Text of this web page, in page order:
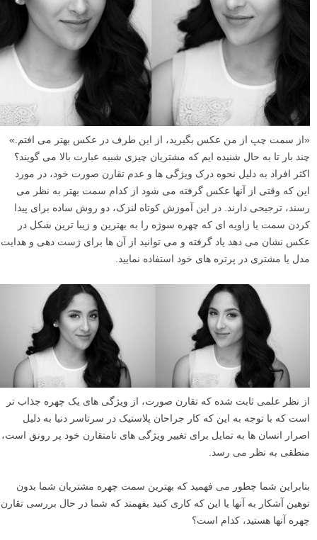
«از سمت چپ از من عکس بگیرید، از این طرف در عکس بهتر می افتم.»
چند بار تا به حال شنیده ایم که مشتریان چیزی شبیه عبارت بالا می گویند؟
اکثر افراد به دلیل نحوه درک ویژگی ها و عدم تقارن صورت خود، در مورد
این که وقتی از آنها عکس گرفته می شود از کدام سمت بهتر به نظر می
رسند، ترجیحی دارند. در این آموزش کوتاه لنزک، دو روش ساده برای پیدا
کردن سمت یا زاویه ای که چهره سوژه را به بهترین و زیبا ترین شکل در
عکس نشان می دهد یاد گرفته و می توانید از آن ها برای ژست دهی و هدایت
مدل یا مشتری در پرتره های خود استفاده نمایید.
از نظر علمی ثابت شده که تقارن صورت، از ویژگی های یک چهره جذاب تر
است که با توجه به این که کار جراحان پلاستیک در سرتاسر دنیا به دلیل
اصرار انسان ها به تمایل برای تغییر ویژگی های نامتقارن خود پر رونق است،
منطقی به نظر می رسد.
بنابراین شما چطور می فهمید که بهترین سمت چهره مشتریان شما بدون
توهین آشکار به آنها یا این که کاری کنید بفهمند که شما در حال بررسی تقارن
چهره آنها هستید، کدام است؟